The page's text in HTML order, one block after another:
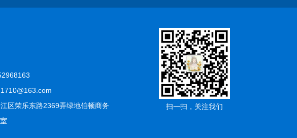
区荣乐东路2369弄绿地伯顿商务
扫一扫，关注我们